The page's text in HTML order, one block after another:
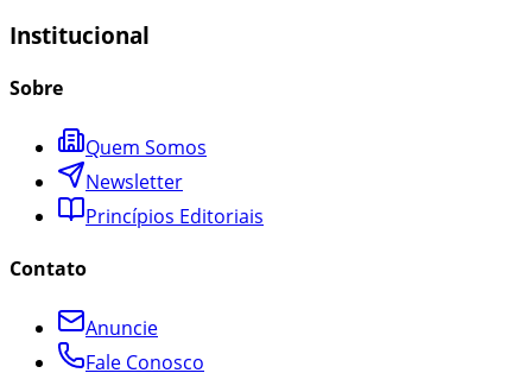
Institucional
Sobre
Quem Somos
Newsletter
Princípios Editoriais
Contato
Anuncie
Fale Conosco